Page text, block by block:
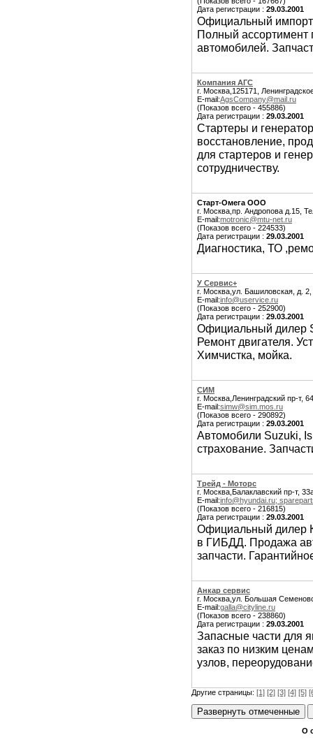
Дата регистрации : 29.03.2001
Официальный
Полный ассортимент
автомобилей.
Компания АГС
г. Москва,125171,
E-mail:AgsCompany@mail.ru
(Показов всего - 455886)
Дата регистрации : 29.03.2001
Стартеры и
восстановление,
для стартеров и
сотрудничеству.
Старт-Омега ООО
г. Москва,пр. Андропова д.15,
E-mail:motronic@mtu-net.ru
(Показов всего - 224533)
Дата регистрации : 29.03.2001
Диагностика, ТО
У Сервис+
г. Москва,ул. Башиловская, д.
E-mail:info@uservice.ru
(Показов всего - 252900)
Дата регистрации : 29.03.2001
Официальный дилер
Ремонт двигателя.
Химчистка, мойка.
СИМ
г. Москва,Ленинградский пр-т,
E-mail:simw@sim.mos.ru
(Показов всего - 290892)
Дата регистрации : 29.03.2001
Автомобили Suzuki,
страхование.
Трейд - Моторс
г. Москва,Балаклавский пр-т,
E-mail:info@hyundai.ru;
(Показов всего - 216815)
Дата регистрации : 29.03.2001
Официальный дилер
в ГИБДД. Продажа
запчасти.
Анкар сервис
г. Москва,ул. Большая
E-mail:galla@cityline.ru
(Показов всего - 238860)
Дата регистрации : 29.03.2001
Запасные части для
заказ по низким
узлов,
Другие страницы: [1] [2] [3] [4] [5]
О